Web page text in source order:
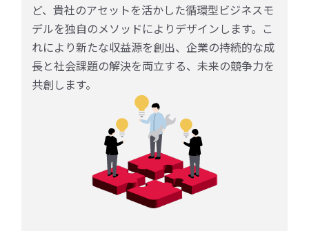
ど、貴社のアセットを活かした循環型ビジネスモ
デルを独自のメソッドによりデザインします。こ
れにより新たな収益源を創出、企業の持続的な成
長と社会課題の解決を両立する、未来の競争力を
共創します。